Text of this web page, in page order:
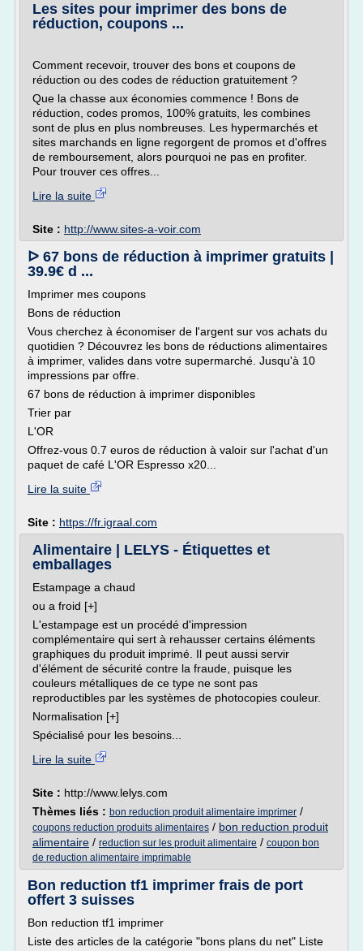
Les sites pour imprimer des bons de
réduction, coupons ...
Comment recevoir, trouver des bons et coupons de
réduction ou des codes de réduction gratuitement ?
Que la chasse aux économies commence ! Bons de
réduction, codes promos, 100% gratuits, les combines
sont de plus en plus nombreuses. Les hypermarchés et
sites marchands en ligne regorgent de promos et d'offres
de remboursement, alors pourquoi ne pas en profiter.
Pour trouver ces offres...
Lire la suite
Site : http://www.sites-a-voir.com
ᐅ 67 bons de réduction à imprimer gratuits |
39.9€ d ...
Imprimer mes coupons
Bons de réduction
Vous cherchez à économiser de l'argent sur vos achats du
quotidien ? Découvrez les bons de réductions alimentaires
à imprimer, valides dans votre supermarché. Jusqu'à 10
impressions par offre.
67 bons de réduction à imprimer disponibles
Trier par
L'OR
Offrez-vous 0.7 euros de réduction à valoir sur l'achat d'un
paquet de café L'OR Espresso x20...
Lire la suite
Site : https://fr.igraal.com
Alimentaire | LELYS - Étiquettes et
emballages
Estampage a chaud
ou a froid [+]
L'estampage est un procédé d'impression
complémentaire qui sert à rehausser certains éléments
graphiques du produit imprimé. Il peut aussi servir
d'élément de sécurité contre la fraude, puisque les
couleurs métalliques de ce type ne sont pas
reproductibles par les systèmes de photocopies couleur.
Normalisation [+]
Spécialisé pour les besoins...
Lire la suite
Site : http://www.lelys.com
Thèmes liés : bon reduction produit alimentaire imprimer /
coupons reduction produits alimentaires / bon reduction produit
alimentaire / reduction sur les produit alimentaire / coupon bon
de reduction alimentaire imprimable
Bon reduction tf1 imprimer frais de port
offert 3 suisses
Bon reduction tf1 imprimer
Liste des articles de la catégorie "bons plans du net" Liste